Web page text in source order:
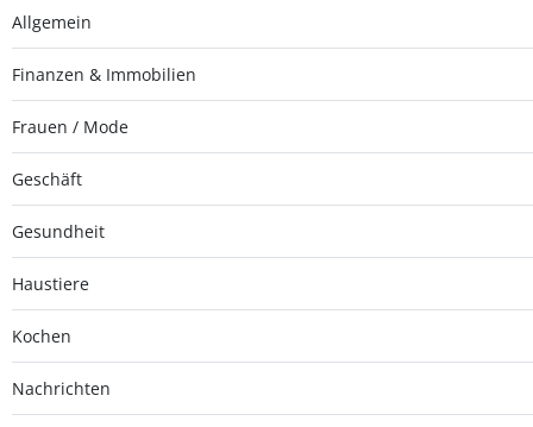
Allgemein
Finanzen & Immobilien
Frauen / Mode
Geschäft
Gesundheit
Haustiere
Kochen
Nachrichten